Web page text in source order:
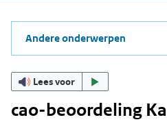
Andere onderwerpen
Lees voor
cao-beoordeling